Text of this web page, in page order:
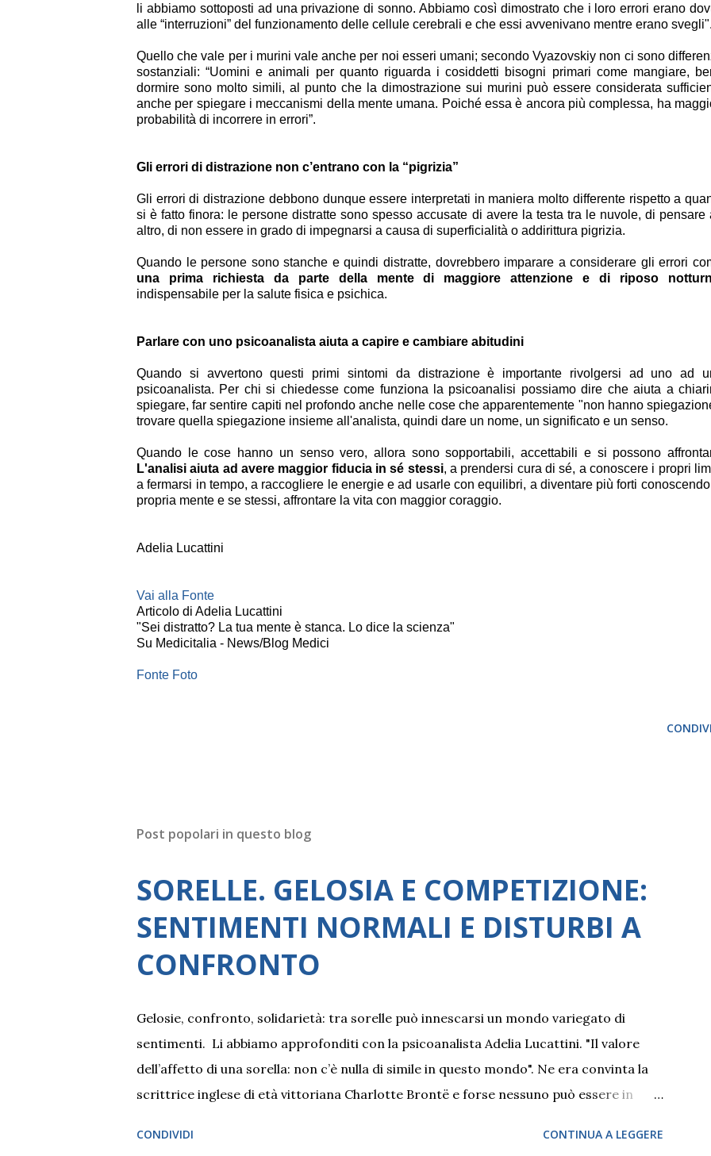
li abbiamo sottoposti ad una privazione di sonno. Abbiamo così dimostrato che i loro errori erano
alle “interruzioni” del funzionamento delle cellule cerebrali e che essi avvenivano mentre erano svegli".
Quello che vale per i murini vale anche per noi esseri umani; secondo Vyazovskiy non ci sono
sostanziali: “Uomini e animali per quanto riguarda i cosiddetti bisogni primari come mangiare,
dormire sono molto simili, al punto che la dimostrazione sui murini può essere considerata
anche per spiegare i meccanismi della mente umana. Poiché essa è ancora più complessa, ha
probabilità di incorrere in errori”.
Gli errori di distrazione non c’entrano con la “pigrizia”
Gli errori di distrazione debbono dunque essere interpretati in maniera molto differente rispetto a
si è fatto finora: le persone distratte sono spesso accusate di avere la testa tra le nuvole, di pensare
altro, di non essere in grado di impegnarsi a causa di superficialità o addirittura pigrizia.
Quando le persone sono stanche e quindi distratte, dovrebbero imparare a considerare gli errori
una prima richiesta da parte della mente di maggiore attenzione e di riposo
indispensabile per la salute fisica e psichica.
Parlare con uno psicoanalista aiuta a capire e cambiare abitudini
Quando si avvertono questi primi sintomi da distrazione è importante rivolgersi ad uno ad
psicoanalista. Per chi si chiedesse come funziona la psicoanalisi possiamo dire che aiuta a
spiegare, far sentire capiti nel profondo anche nelle cose che apparentemente "non hanno
trovare quella spiegazione insieme all'analista, quindi dare un nome, un significato e un senso.
Quando le cose hanno un senso vero, allora sono sopportabili, accettabili e si possono
L'analisi aiuta ad avere maggior fiducia in sé stessi, a prendersi cura di sé, a conoscere i propri
a fermarsi in tempo, a raccogliere le energie e ad usarle con equilibri, a diventare più forti
propria mente e se stessi, affrontare la vita con maggior coraggio.
Adelia Lucattini
Vai alla Fonte
Articolo di Adelia Lucattini
"Sei distratto? La tua mente è stanca. Lo dice la scienza"
Su Medicitalia - News/Blog Medici
Fonte Foto
Post popolari in questo blog
SORELLE. GELOSIA E COMPETIZIONE:
SENTIMENTI NORMALI E DISTURBI A
CONFRONTO
Gelosie, confronto, solidarietà: tra sorelle può innescarsi un mondo variegato di
sentimenti. Li abbiamo approfonditi con la psicoanalista Adelia Lucattini. "Il valore
dell’affetto di una sorella: non c’è nulla di simile in questo mondo". Ne era convinta la
scrittrice inglese di età vittoriana Charlotte Brontë e forse nessuno può essere in
CONDIVIDI CONTINUA A LEGGERE